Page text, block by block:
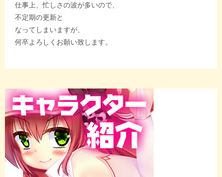
仕事上、忙しさの波が多いので、
不定期の更新と
なってしまいますが、
何卒よろしくお願い致します。